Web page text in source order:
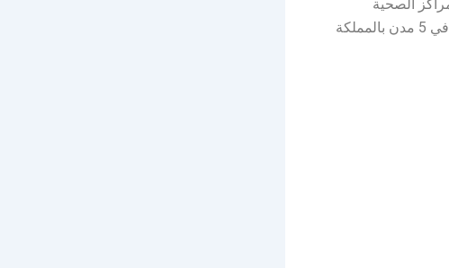
الصحية
بالسجون (للرجال والنساء) حملة الدبلوم فأعلى لشغل وظائف طبية للعمل في 5 مدن بالمملكة